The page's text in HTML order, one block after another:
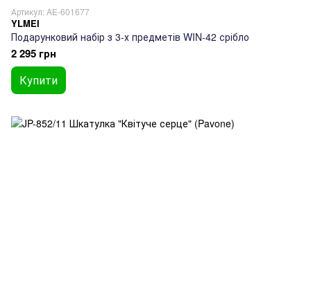
Артикул: AE-601677
YLMEI
Подарунковий набір з 3-х предметів WIN-42 срібло
2 295 грн
Купити